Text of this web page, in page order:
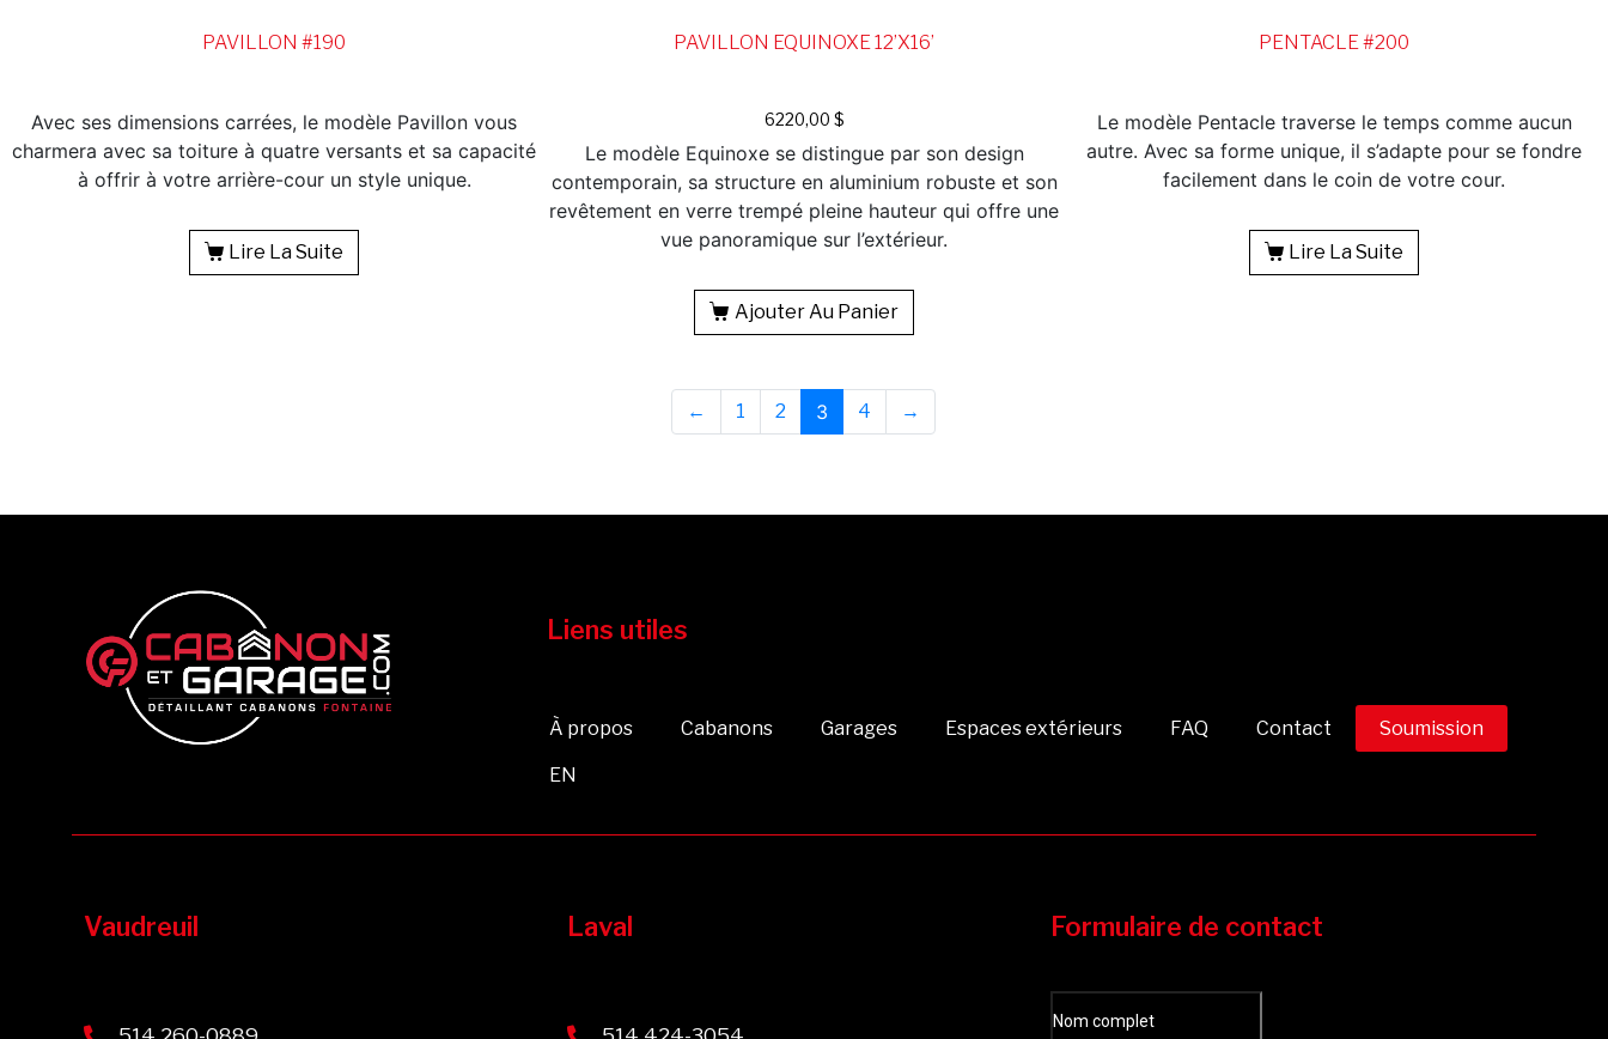
PAVILLON #190
Avec ses dimensions carrées, le modèle Pavillon vous
charmera avec sa toiture à quatre versants et sa capacité
à offrir à votre arrière-cour un style unique.
Lire La Suite
PAVILLON EQUINOXE 12’X16’
6220,00 $
Le modèle Equinoxe se distingue par son design
contemporain, sa structure en aluminium robuste et son
revêtement en verre trempé pleine hauteur qui offre une
vue panoramique sur l’extérieur.
Ajouter Au Panier
PENTACLE #200
Le modèle Pentacle traverse le temps comme aucun
autre. Avec sa forme unique, il s’adapte pour se fondre
facilement dans le coin de votre cour.
Lire La Suite
← 1 2 3 4 →
Liens utiles
À propos Cabanons Garages Espaces extérieurs FAQ Contact Soumission
EN
Vaudreuil Laval Formulaire de contact